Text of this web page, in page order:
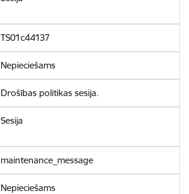
TS01c44137
Nepieciešams
Drošības politikas sesija.
Sesija
maintenance_message
Nepieciešams